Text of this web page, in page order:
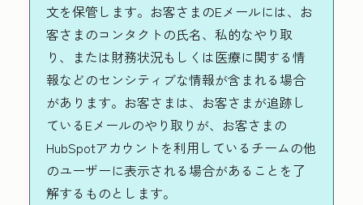
文を保管します。お客さまのEメールには、お
客さまのコンタクトの氏名、私的なやり取
り、または財務状況もしくは医療に関する情
報などのセンシティブな情報が含まれる場合
があります。お客さまは、お客さまが追跡し
ているEメールのやり取りが、お客さまの
HubSpotアカウントを利用しているチームの他
のユーザーに表示される場合があることを了
解するものとします。